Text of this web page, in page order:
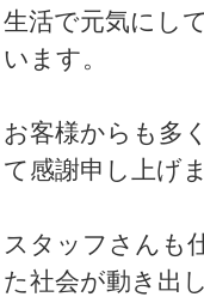
生活で元気にし
います。
お客様からも多
て感謝申し上げ
スタッフさんも
た社会が動き出